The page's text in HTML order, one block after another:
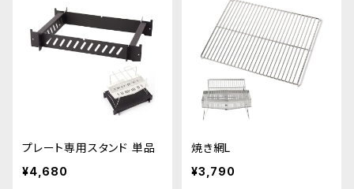
プレート専用スタンド 単品
¥4,680
焼き網L
¥3,790